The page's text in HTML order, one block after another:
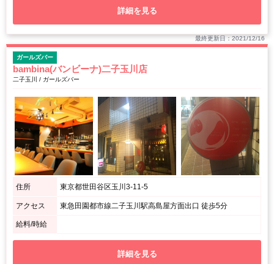
詳細を見る
最終更新日：2021/12/16
ガールズバー
bambina(バンビーナ)二子玉川店
二子玉川 / ガールズバー
住所 東京都世田谷区玉川3-11-5
アクセス 東急田園都市線二子玉川駅高島屋方面出口 徒歩5分
給料/時給
詳細を見る